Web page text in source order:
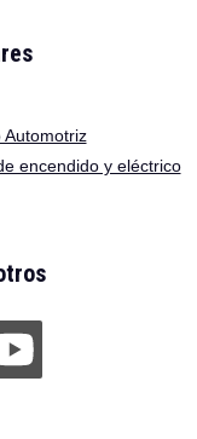
Automotriz
encendido y eléctrico